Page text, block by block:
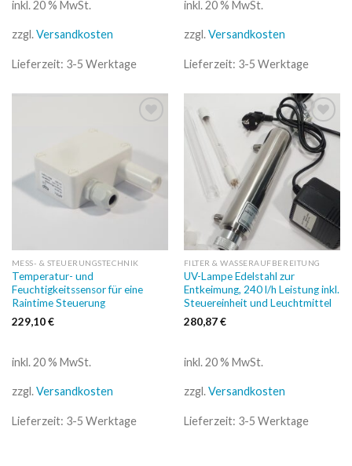
inkl. 20 % MwSt.
zzgl.Versandkosten
Lieferzeit: 3-5 Werktage
inkl. 20 % MwSt.
zzgl.Versandkosten
Lieferzeit: 3-5 Werktage
Wunschliste
MESS- & STEUERUNGSTECHNIK
Temperatur- und
Feuchtigkeitssensor für eine
Raintime Steuerung
229,10€
inkl. 20 % MwSt.
zzgl.Versandkosten
Lieferzeit: 3-5 Werktage
Auf
die
Wunschliste
FILTER & WASSERAUFBEREITUNG
UV-Lampe Edelstahl zur
Entkeimung, 240 l/h Leistung inkl.
Steuereinheit und Leuchtmittel
280,87€
inkl. 20 % MwSt.
zzgl.Versandkosten
Lieferzeit: 3-5 Werktage